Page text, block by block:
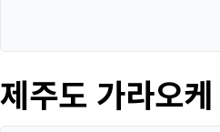
제주도 가라오케